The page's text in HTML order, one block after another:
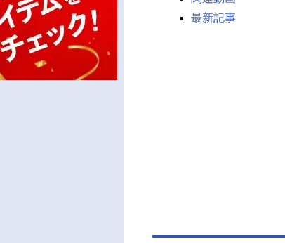
最新記事